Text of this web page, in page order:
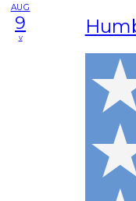
AUG
9
v